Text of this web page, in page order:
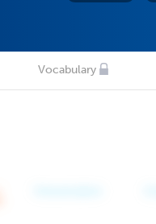
Vocabulary